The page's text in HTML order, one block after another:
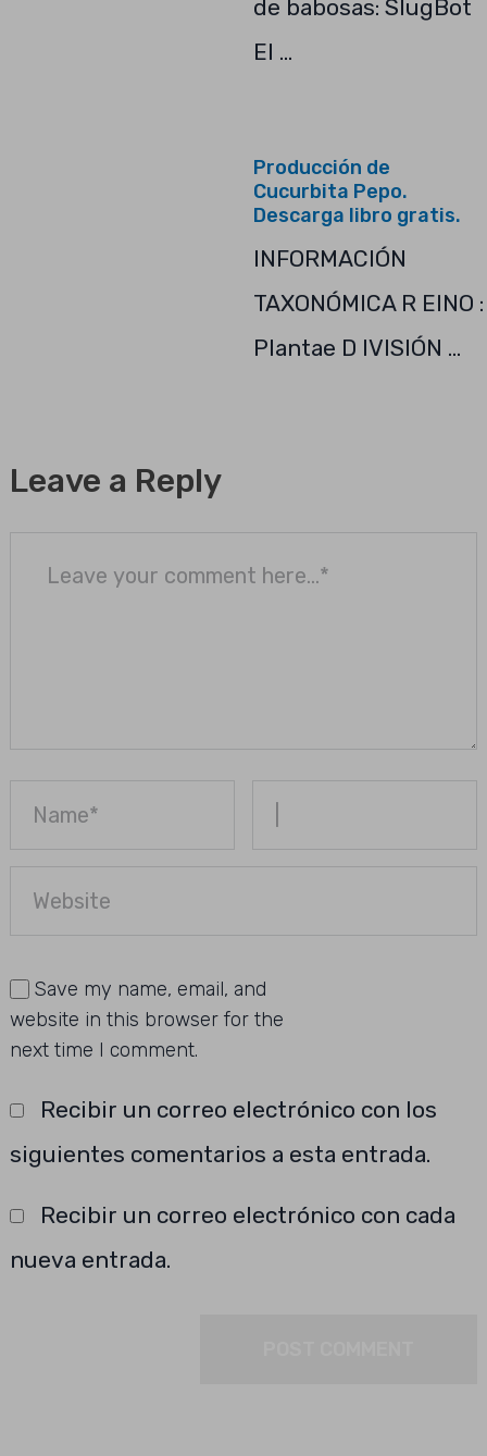
de babosas: SlugBot
El …
Producción de
Cucurbita Pepo.
Descarga libro gratis.
INFORMACIÓN
TAXONÓMICA R EINO :
Plantae D IVISIÓN …
Leave a Reply
Save my name, email, and
website in this browser for the
next time I comment.
Recibir un correo electrónico con los
siguientes comentarios a esta entrada.
Recibir un correo electrónico con cada
nueva entrada.